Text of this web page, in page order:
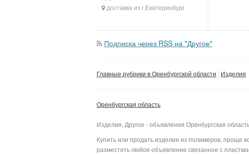
доставка из г.Екатеринбург
Подписка через RSS на "Другое"
Главные рубрики в Оренбургской области Изделия
Оренбургская область
Изделия, Другое - объявления Оренбургская
Купить или продать изделия из полимеров, проще
разместить любое объявление связанное с